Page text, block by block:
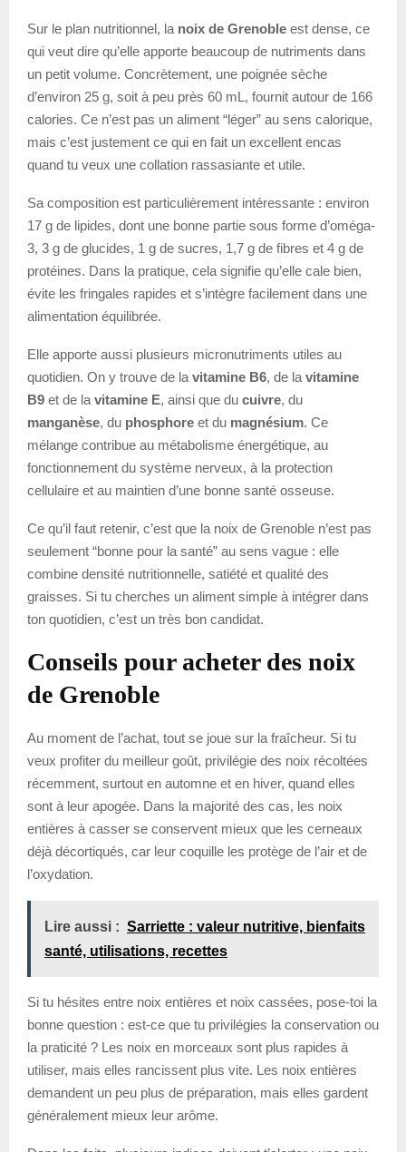
Sur le plan nutritionnel, la noix de Grenoble est dense, ce
qui veut dire qu’elle apporte beaucoup de nutriments dans
un petit volume. Concrètement, une poignée sèche
d’environ 25 g, soit à peu près 60 mL, fournit autour de 166
calories. Ce n’est pas un aliment “léger” au sens calorique,
mais c’est justement ce qui en fait un excellent encas
quand tu veux une collation rassasiante et utile.
Sa composition est particulièrement intéressante : environ
17 g de lipides, dont une bonne partie sous forme d’oméga-
3, 3 g de glucides, 1 g de sucres, 1,7 g de fibres et 4 g de
protéines. Dans la pratique, cela signifie qu’elle cale bien,
évite les fringales rapides et s’intègre facilement dans une
alimentation équilibrée.
Elle apporte aussi plusieurs micronutriments utiles au
quotidien. On y trouve de la vitamine B6, de la vitamine
B9 et de la vitamine E, ainsi que du cuivre, du
manganèse, du phosphore et du magnésium. Ce
mélange contribue au métabolisme énergétique, au
fonctionnement du système nerveux, à la protection
cellulaire et au maintien d’une bonne santé osseuse.
Ce qu’il faut retenir, c’est que la noix de Grenoble n’est pas
seulement “bonne pour la santé” au sens vague : elle
combine densité nutritionnelle, satiété et qualité des
graisses. Si tu cherches un aliment simple à intégrer dans
ton quotidien, c’est un très bon candidat.
Conseils pour acheter des noix
de Grenoble
Au moment de l’achat, tout se joue sur la fraîcheur. Si tu
veux profiter du meilleur goût, privilégie des noix récoltées
récemment, surtout en automne et en hiver, quand elles
sont à leur apogée. Dans la majorité des cas, les noix
entières à casser se conservent mieux que les cerneaux
déjà décortiqués, car leur coquille les protège de l’air et de
l’oxydation.
Lire aussi : Sarriette : valeur nutritive, bienfaits
santé, utilisations, recettes
Si tu hésites entre noix entières et noix cassées, pose-toi la
bonne question : est-ce que tu privilégies la conservation ou
la praticité ? Les noix en morceaux sont plus rapides à
utiliser, mais elles rancissent plus vite. Les noix entières
demandent un peu plus de préparation, mais elles gardent
généralement mieux leur arôme.